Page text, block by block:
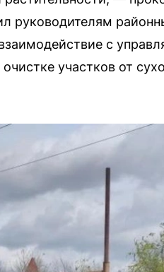
руководителям
с
участков от